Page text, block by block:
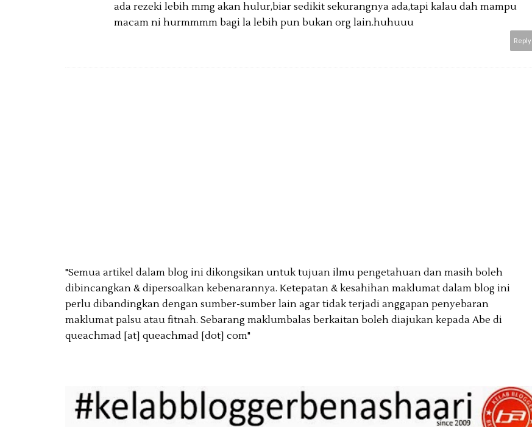
ada rezeki lebih mmg akan hulur,biar sedikit sekurangnya ada,tapi kalau dah mampu
macam ni hurmmmm bagi la lebih pun bukan org lain.huhuuu
Reply
"Semua artikel dalam blog ini dikongsikan untuk tujuan ilmu pengetahuan dan masih boleh
dibincangkan & dipersoalkan kebenarannya. Ketepatan & kesahihan maklumat dalam blog ini
perlu dibandingkan dengan sumber-sumber lain agar tidak terjadi anggapan penyebaran
maklumat palsu atau fitnah. Sebarang maklumbalas berkaitan boleh diajukan kepada Abe di
queachmad [at] queachmad [dot] com"